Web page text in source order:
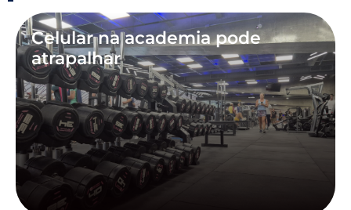
Celular na academia pode
atrapalhar